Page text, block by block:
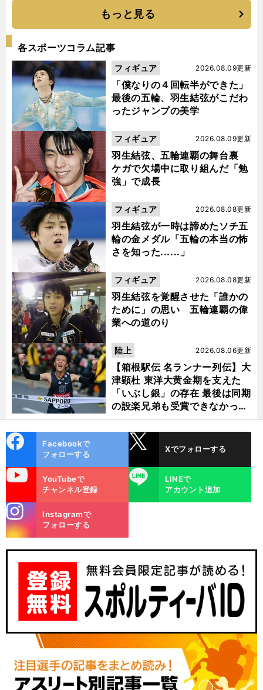
もっと見る
各スポーツコラム記事
「僕なりの４回転半ができた」
最後の五輪、羽生結弦がこだわ
ったジャンプの美学
2026.08.09更新
フィギュア
羽生結弦、五輪連覇の舞台裏
ケガで欠場中に取り組んだ「勉
強」で成長
2026.08.09更新
フィギュア
羽生結弦が一時は諦めたソチ五
輪の金メダル「五輪の本当の怖
さを知った......」
2026.08.08更新
フィギュア
羽生結弦を覚醒させた「誰かの
ために」の思い 五輪連覇の偉
業への道のり
2026.08.08更新
フィギュア
【箱根駅伝 名ランナー列伝】大
津顕杜 東洋大黄金期を支えた
「いぶし銀」の存在 最後は同期
の設楽兄弟も受賞できなかった
金栗杯に輝く
2026.08.06更新
陸上
ok
Facebookで
フォローする
Xでフォローする
YouTubeで
チャンネル登録
LINE
LINEで
アカウント追加
m
Instagramで
フォローする